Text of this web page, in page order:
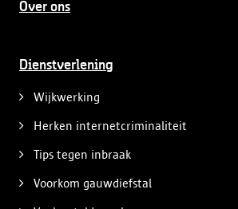
Over ons
Dienstverlening
Wijkwerking
Herken internetcriminaliteit
Tips tegen inbraak
Voorkom gauwdiefstal